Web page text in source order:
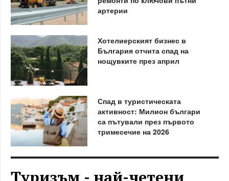
артерии
Хотелиерският бизнес в
България отчита спад на
нощувките през април
Спад в туристическата
активност: Милион българи
са пътували през първото
тримесечие на 2026
Туризъм - най-четени